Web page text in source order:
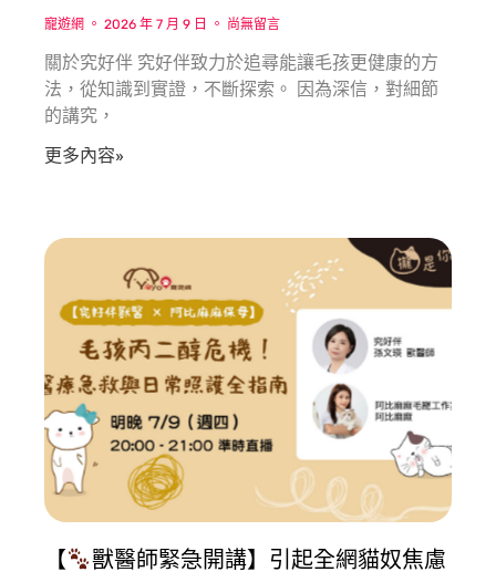
寵遊網 2026 年 7 月 9 日 尚無留言
關於究好伴 究好伴致力於追尋能讓毛孩更健康的方
法，從知識到實證，不斷探索。 因為深信，對細節
的講究，
更多內容»
【
獸醫師緊急開講】引起全網貓奴焦慮